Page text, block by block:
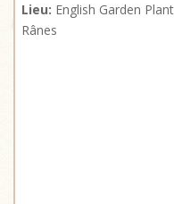
Lieu: English Garden
Rânes